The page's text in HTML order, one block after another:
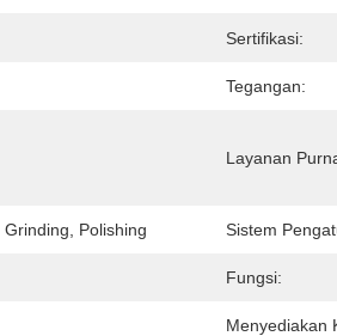
Sertifikasi:
Tegangan:
Layanan
Polishing Sistem
Fungsi:
Menyediakan